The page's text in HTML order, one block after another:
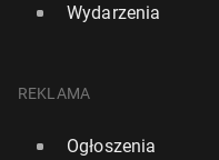
Wydarzenia
REKLAMA
Ogłoszenia